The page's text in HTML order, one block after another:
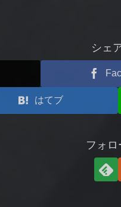
シェ
はてブ
フォロ